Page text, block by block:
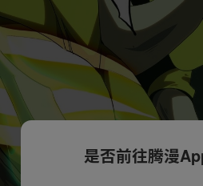
是否前往腾漫